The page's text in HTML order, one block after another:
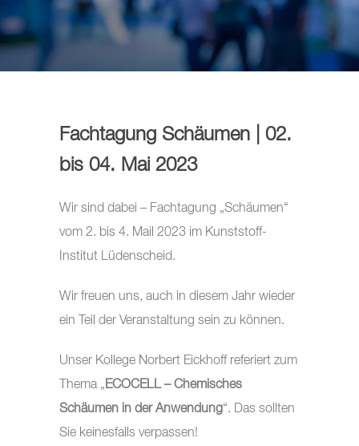
Fachtagung Schäumen | 02.
bis 04. Mai 2023
Wir sind dabei – Fachtagung „Schäumen“
vom 2. bis 4. Mail 2023 im Kunststoff-
Institut Lüdenscheid.
Wir freuen uns, auch in diesem Jahr wieder
ein Teil der Veranstaltung sein zu können.
Unser Kollege Norbert Eickhoff referiert zum
Thema „ ECOCELL – Chemisches
Schäumen in der Anwendung“. Das sollten
Sie keinesfalls verpassen!